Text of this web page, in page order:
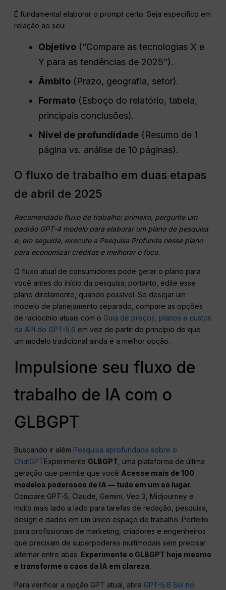
É fundamental elaborar o prompt certo. Seja específico em
relação ao seu:
Objetivo (“Compare as tecnologias X e
Y para as tendências de 2025”).
Âmbito (Prazo, geografia, setor).
Formato (Esboço do relatório, tabela,
principais conclusões).
Nível de profundidade (Resumo de 1
página vs. análise de 10 páginas).
O fluxo de trabalho em duas etapas
de abril de 2025
Recomendado fluxo de trabalho: primeiro, pergunte um
padrão GPT-4 modelo para elaborar um plano de pesquisa
e, em seguida, execute a Pesquisa Profunda nesse plano
para economizar créditos e melhorar o foco.
O fluxo atual de consumidores pode gerar o plano para
você antes do início da pesquisa; portanto, edite esse
plano diretamente, quando possível. Se desejar um
modelo de planejamento separado, compare as opções
de raciocínio atuais com o Guia de preços, planos e custos
da API do GPT-5.6 em vez de partir do princípio de que
um modelo tradicional ainda é a melhor opção.
Impulsione seu fluxo de
trabalho de IA com o
GLBGPT
Buscando ir além Pesquisa aprofundada sobre o
ChatGPTExperimente GLBGPT , uma plataforma de última
geração que permite que você Acesse mais de 100
modelos poderosos de IA — tudo em um só lugar.
Compare GPT-5, Claude, Gemini, Veo 3, Midjourney e
muito mais lado a lado para tarefas de redação, pesquisa,
design e dados em um único espaço de trabalho. Perfeito
para profissionais de marketing, criadores e engenheiros
que precisam de superpoderes multimodais sem precisar
alternar entre abas. Experimente o GLBGPT hoje mesmo
e transforme o caos da IA em clareza.
Para verificar a opção GPT atual, abra GPT-5.6 Sol no